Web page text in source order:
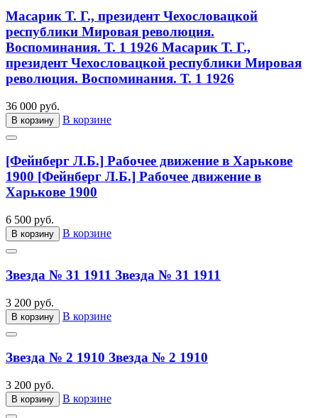
Масарик Т. Г., президент Чехословацкой
республики Мировая революция.
Воспоминания. Т. 1 1926 Масарик Т. Г.,
президент Чехословацкой республики Мировая
революция. Воспоминания. Т. 1 1926
36 000 руб.
В корзину В корзине
[Фейнберг Л.Б.] Рабочее движение в Харькове
1900 [Фейнберг Л.Б.] Рабочее движение в
Харькове 1900
6 500 руб.
В корзину В корзине
Звезда № 31 1911 Звезда № 31 1911
3 200 руб.
В корзину В корзине
Звезда № 2 1910 Звезда № 2 1910
3 200 руб.
В корзину В корзине